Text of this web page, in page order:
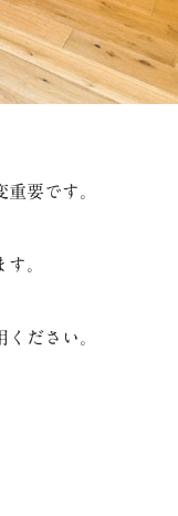
要です。
。
ださい。